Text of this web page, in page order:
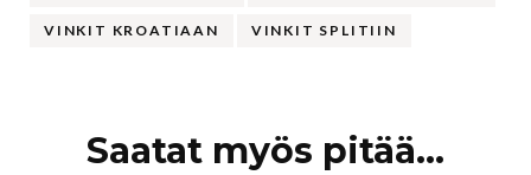
VINKIT KROATIAAN VINKIT SPLITIIN
Artikkelien
Saatat myös pitää...